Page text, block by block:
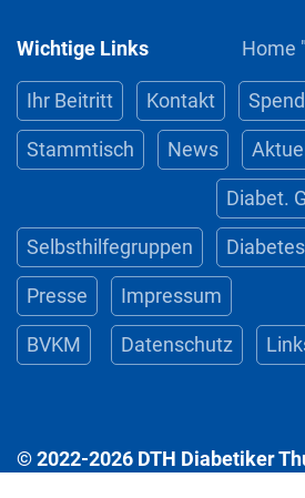
Wichtige Links Home
Ihr Beitritt Kontakt
Stammtisch News
Selbsthilfegruppen
Diabet.
Presse
BVKM
Impressum
Datenschutz
© 2022-2026 DTH Diabetiker